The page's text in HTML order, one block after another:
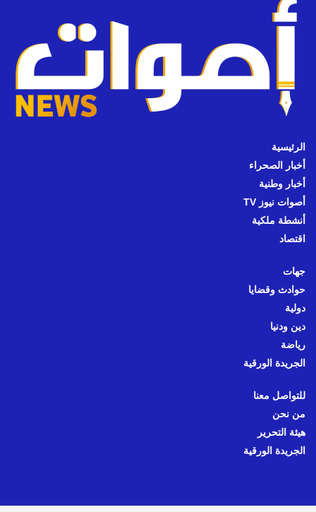
الرئيسية
أخبار الصحراء
أخبار وطنية
أصوات نيوز TV
أنشطة ملكية
اقتصاد
جهات
حوادث وقضايا
دولية
دين ودنيا
رياضة
الجريدة الورقية
للتواصل معنا
من نحن
هيئة التحرير
الجريدة الورقية